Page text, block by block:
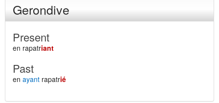
Gerondive
Present
en rapatriant
Past
en ayant rapatrié